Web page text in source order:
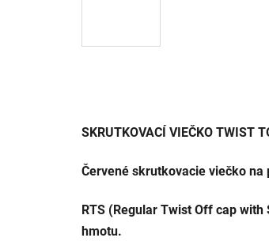
SKRUTKOVACÍ VIEČKO TWIST
Červené skrutkovacie viečko
RTS (Regular Twist Off cap
hmotu.